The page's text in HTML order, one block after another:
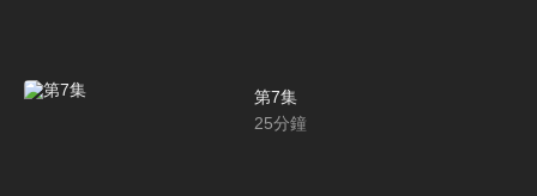
第7集
25分鐘